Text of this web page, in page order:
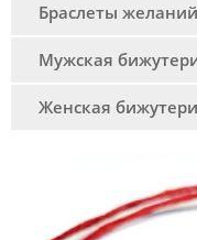
Браслеты желаний
Мужская
Женская